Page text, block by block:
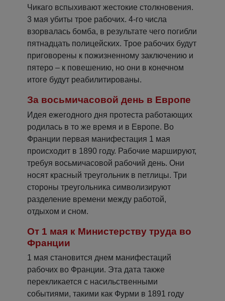
Чикаго вспыхивают жестокие столкновения.
3 мая убиты трое рабочих. 4-го числа
взорвалась бомба, в результате чего погибли
пятнадцать полицейских. Трое рабочих будут
приговорены к пожизненному заключению и
пятеро – к повешению, но они в конечном
итоге будут реабилитированы.
За восьмичасовой день в Европе
Идея ежегодного дня протеста работающих
родилась в то же время и в Европе. Во
Франции первая манифестация 1 мая
происходит в 1890 году. Рабочие маршируют,
требуя восьмичасовой рабочий день. Они
носят красный треугольник в петлицы. Три
стороны треугольника символизируют
разделение времени между работой,
отдыхом и сном.
От 1 мая к Министерству труда во
Франции
1 мая становится днем ​​манифестаций
рабочих во Франции. Эта дата также
перекликается с насильственными
событиями, такими как Фурми в 1891 году